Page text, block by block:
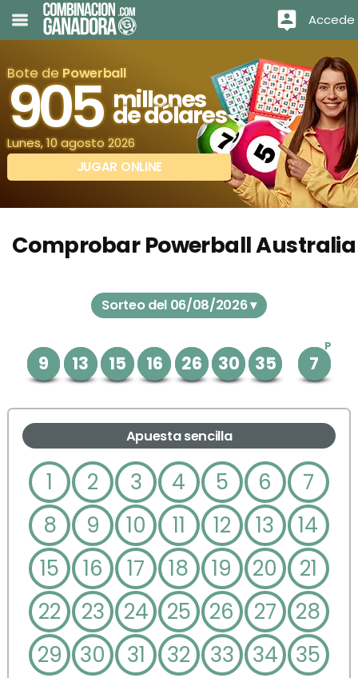
Accede
Bote de Powerball
905 millones
de dólares
Lunes, 10 agosto 2026
JUGAR ONLINE
Comprobar Powerball Australia
Sorteo del 06/08/2026 ▾
9 13 15 16 26 30 35
P
7
Apuesta sencilla
1 2 3 4 5 6
7
8
9 10 11 12 13
14
15
16 17 18 19 20
21
22
23 24 25 26 27
28
29
30 31 32 33 34 35